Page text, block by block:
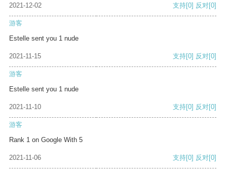
2021-12-02 支持[0] 反对[0]
游客
Estelle sent you 1 nude
2021-11-15 支持[0] 反对[0]
游客
Estelle sent you 1 nude
2021-11-10 支持[0] 反对[0]
游客
Rank 1 on Google With 5
2021-11-06 支持[0] 反对[0]